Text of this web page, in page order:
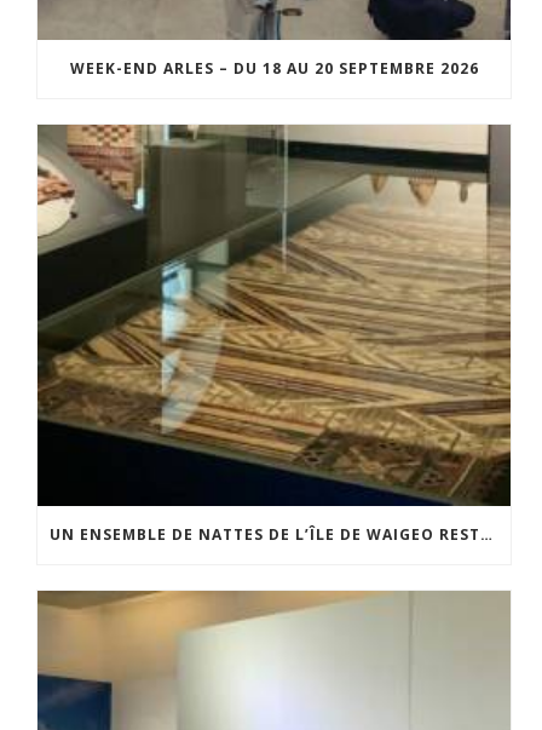
WEEK-END ARLES – DU 18 AU 20 SEPTEMBRE 2026
UN ENSEMBLE DE NATTES DE L’ÎLE DE WAIGEO RESTAURÉ GRÂCE AU SOUTIEN DU CERCLE LÉVI-STRAUSS